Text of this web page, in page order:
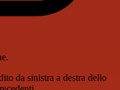
da sinistra a destra dello